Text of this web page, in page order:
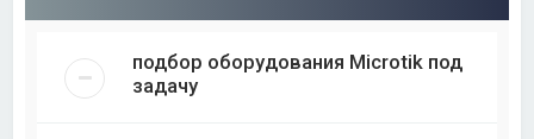
подбор оборудования Microtik под
задачу